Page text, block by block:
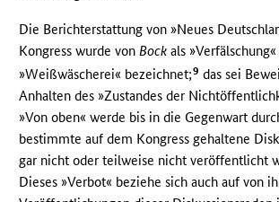
Die Berichterstattung von »Neues
Kongress wurde vonBock als
»Weißwäscherei« bezeichnet;9 das sei
Anhalten des »Zustandes der
»Von oben« werde bis in die Gegenwart
bestimmte auf dem Kongress gehaltene
gar nicht oder teilweise nicht veröffentlicht
Dieses »Verbot« beziehe sich auch auf von